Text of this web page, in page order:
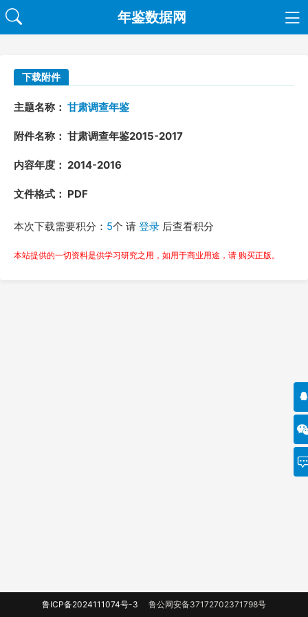
年鉴数据网
下载附件
主题名称： 甘肃调查年鉴
附件名称： 甘肃调查年鉴2015-2017
内容年度： 2014-2016
文件格式： PDF
本次下载需要积分： 5个 请 登录 后查看积分
本站提供的一切资料是供学习研究之用，如用于商业用途，请 购买正版。
鲁ICP备2024111074号-3 鲁公网安备37172702371798号